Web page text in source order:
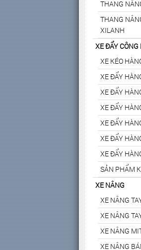
THANG
THANG
XILANH
XE ĐẨY CÔNG
XE KÉO
XE ĐẨY
XE ĐẨY
XE ĐẨY
XE ĐẨY
XE ĐẨY
XE ĐẨY
SẢN PHẨM
XE NÂNG
XE NÂNG
XE NÂNG
XE NÂNG
XE NÂNG